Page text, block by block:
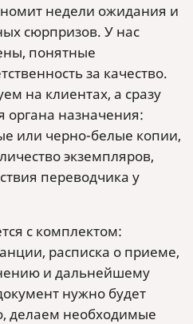
недели ожидания и
сюрпризов. У нас
понятные
за качество.
на клиентах, а сразу
органа назначения:
или черно-белые копии,
экземпляров,
переводчика у
с комплектом:
расписка о приеме,
и дальнейшему
нужно будет
делаем необходимые